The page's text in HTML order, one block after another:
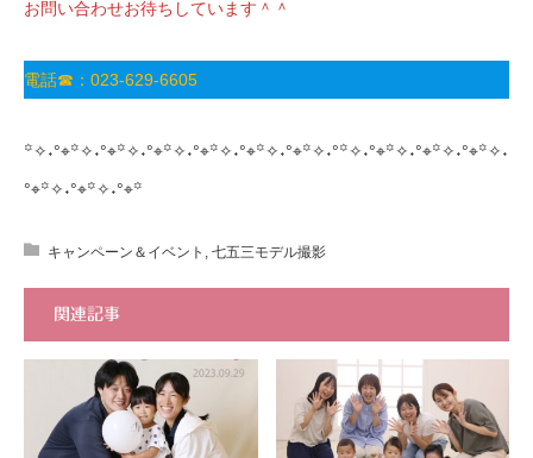
お問い合わせお待ちしています＾＾
電話☎：023-629-6605
꙳✧˖°⌖꙳✧˖°⌖꙳✧˖°⌖꙳✧˖°⌖꙳✧˖°⌖꙳✧˖°⌖꙳✧˖°꙳✧˖°⌖꙳✧˖°⌖꙳✧˖°⌖꙳✧˖
°⌖꙳✧˖°⌖꙳✧˖°⌖꙳
キャンペーン＆イベント , 七五三モデル撮影
関連記事